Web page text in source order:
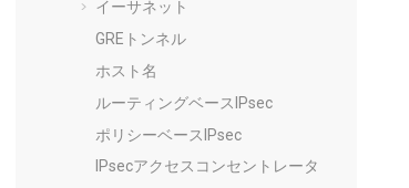
イーサネット
GREトンネル
ホスト名
ルーティングベースIPsec
ポリシーベースIPsec
IPsecアクセスコンセントレータ